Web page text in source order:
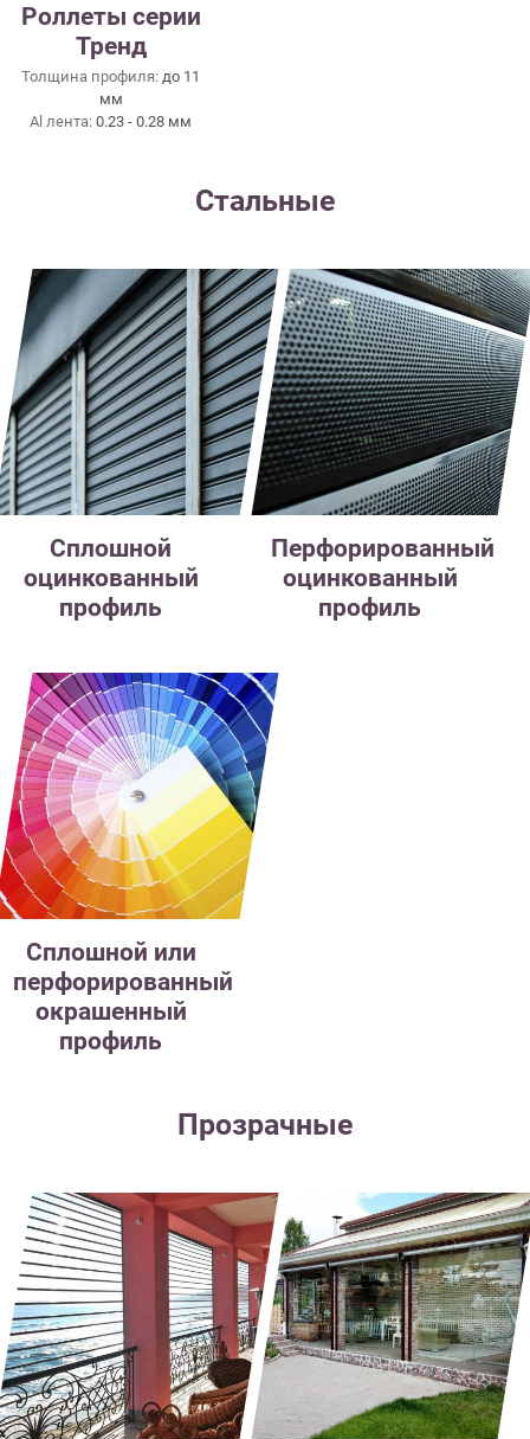
Роллеты серии
Тренд
Толщина профиля: до 11
мм
Al лента:0.23 - 0.28 мм
Стальные
Сплошной
оцинкованный
профиль
Перфорированный
оцинкованный
профиль
Сплошной или
перфорированный
окрашенный
профиль
Прозрачные